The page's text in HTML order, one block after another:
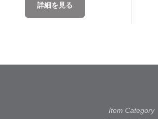
詳細を見る
Item Category